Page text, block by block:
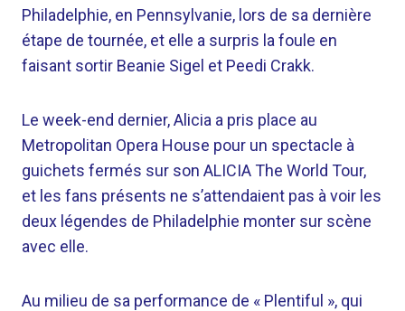
Philadelphie, en Pennsylvanie, lors de sa dernière
étape de tournée, et elle a surpris la foule en
faisant sortir Beanie Sigel et Peedi Crakk.
Le week-end dernier, Alicia a pris place au
Metropolitan Opera House pour un spectacle à
guichets fermés sur son ALICIA The World Tour,
et les fans présents ne s’attendaient pas à voir les
deux légendes de Philadelphie monter sur scène
avec elle.
Au milieu de sa performance de « Plentiful », qui